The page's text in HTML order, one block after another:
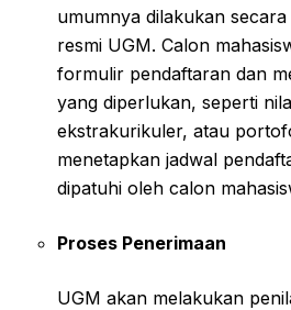
umumnya dilakukan
resmi UGM. Calon
formulir pendaftaran dan
yang diperlukan, seperti
ekstrakurikuler, atau
menetapkan jadwal
dipatuhi oleh calon
Proses Penerimaan
UGM akan melakukan